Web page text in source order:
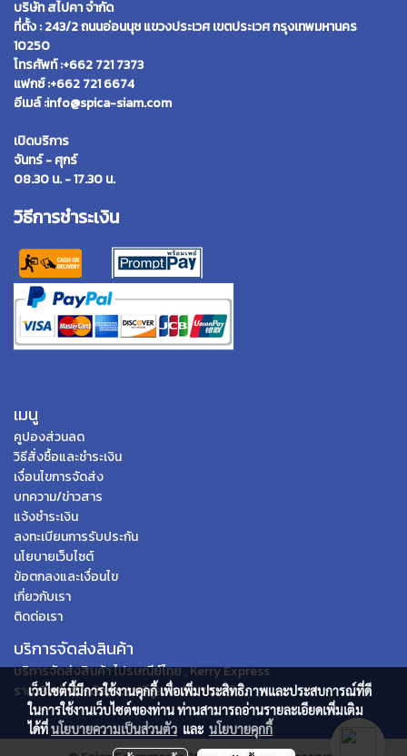
บริษัท สไปคา จำกัด
ที่ตั้ง : 243/2 ถนนอ่อนนุช แขวงประเวศ เขตประเวศ กรุงเทพมหานคร
10250
โทรศัพท์ :+662 721 7373
แฟกซ์ :+662 721 6674
อีเมล์ :info@spica-siam.com
เปิดบริการ
จันทร์ - ศุกร์
08.30 น. - 17.30 น.
วิธีการชำระเงิน
เมนู
คูปองส่วนลด
วิธีสั่งซื้อและชำระเงิน
เงื่อนไขการจัดส่ง
บทความ/ข่าวสาร
แจ้งชำระเงิน
ลงทะเบียนการรับประกัน
นโยบายเว็บไซต์
ข้อตกลงและเงื่อนไข
เกี่ยวกับเรา
ติดต่อเรา
บริการจัดส่งสินค้า
บริการจัดส่งสินค้า ไปรษณีย์ไทย , Kerry Express
ราคาสินค้าข้างต้นรวมภาษีมูลค่าเพิ่ม 7% แล้ว
เว็บไซต์นี้มีการใช้งานคุกกี้ เพื่อเพิ่มประสิทธิภาพและประสบการณ์ที่ดี
ในการใช้งานเว็บไซต์ของท่าน ท่านสามารถอ่านรายละเอียดเพิ่มเติม
ได้ที่นโยบายความเป็นส่วนตัว และ นโยบายคุกกี้